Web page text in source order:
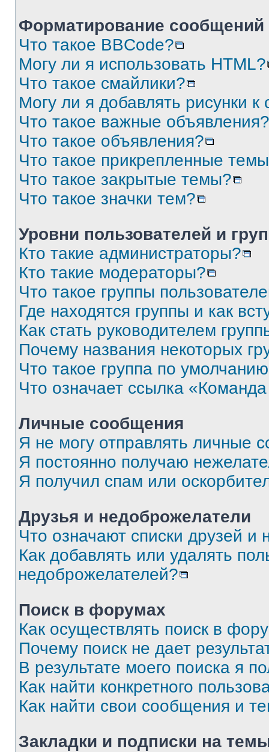
Форматирование
Что такое BBCode?
Могу ли я использовать HTML?
Что такое смайлики?
Могу ли я добавлять рисунки
Что такое важные объявления?
Что такое объявления?
Что такое прикрепленные
Что такое закрытые темы?
Что такое значки тем?
Уровни пользователей и
Кто такие администраторы?
Кто такие модераторы?
Что такое группы
Где находятся группы и как
Как стать руководителем
Почему названия некоторых
Что такое группа по
Что означает ссылка
Личные сообщения
Я не могу отправлять личные
Я постоянно получаю
Я получил спам или
Друзья и недоброжелатели
Что означают списки друзей и
Как добавлять или удалять
недоброжелателей?
Поиск в форумах
Как осуществлять поиск в
Почему поиск не дает
В результате моего поиска я
Как найти конкретного
Как найти свои сообщения и
Закладки и подписки на